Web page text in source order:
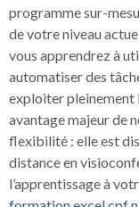
programme sur-
de votre niveau
vous apprendrez à
automatiser des
exploiter pleinement
avantage majeur de
flexibilité : elle est
distance en
l’apprentissage à